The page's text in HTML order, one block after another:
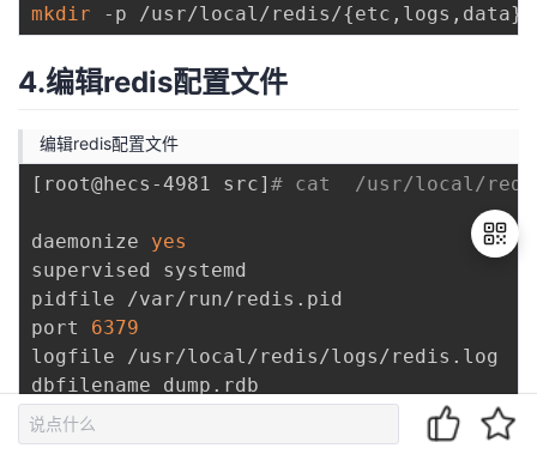
mkdir -p /usr/local/redis/{etc,logs,data}
4.编辑redis配置文件
编辑redis配置文件
[ root@hecs-4981 src] # cat  /usr/local/
daemonize yes
supervised systemd
pidfile /var/run/redis.pid
port 6379
logfile /usr/local/redis/logs/redis.log
dir /usr/local/redis/data